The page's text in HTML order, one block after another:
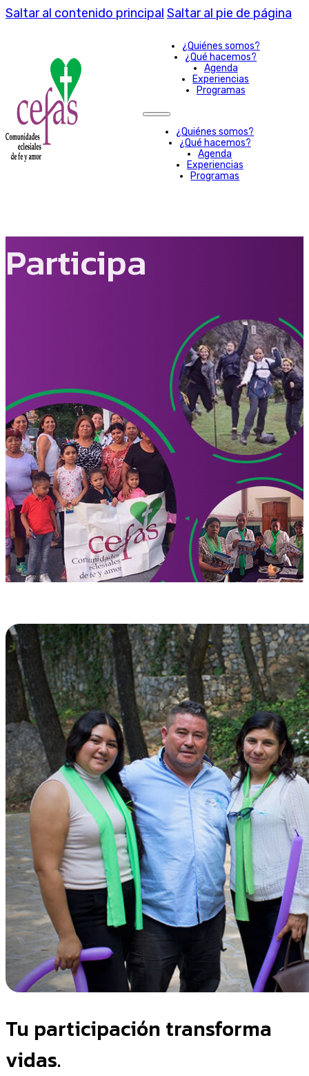
Saltar al contenido principal Saltar al pie de página
¿Quiénes somos?
¿Qué hacemos?
Agenda
Experiencias
Programas
¿Quiénes somos?
¿Qué hacemos?
Agenda
Experiencias
Programas
Participa
Tu participación transforma
vidas.